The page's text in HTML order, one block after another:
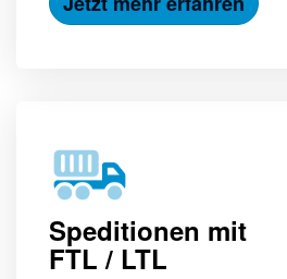
Speditionen mit
FTL / LTL